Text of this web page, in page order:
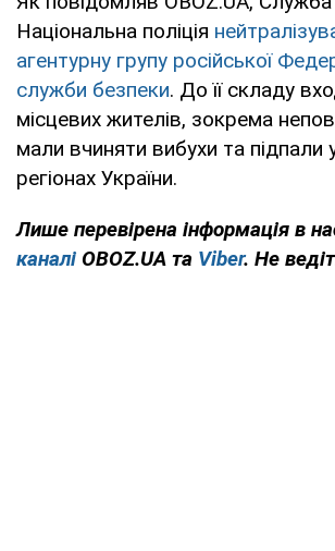
Національна поліція
агентурну групу російської
служби безпеки. До її складу
місцевих жителів, зокрема
мали вчиняти вибухи та підпали
регіонах України.
Лише перевірена інформація в
каналі OBOZ.UA та Viber. Не